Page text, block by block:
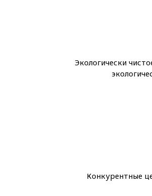
Экологически
Конкурентные